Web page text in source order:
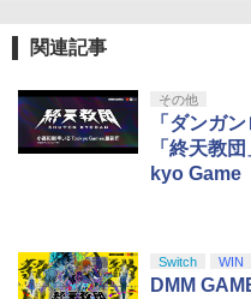
関連記事
その他
「ダンガ
「終天教
kyo Game
Switch WIN
DMM